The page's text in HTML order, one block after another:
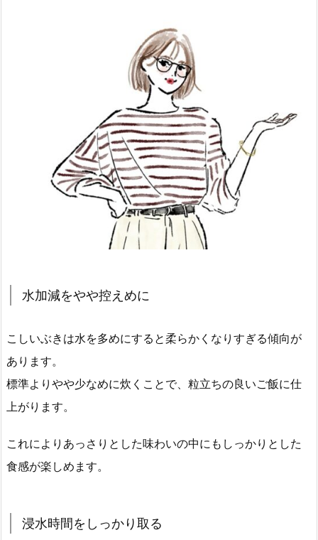
水加減をやや控えめに
こしいぶきは水を多めにすると柔らかくなりすぎる傾向が
あります。
標準よりやや少なめに炊くことで、粒立ちの良いご飯に仕
上がります。
これによりあっさりとした味わいの中にもしっかりとした
食感が楽しめます。
浸水時間をしっかり取る